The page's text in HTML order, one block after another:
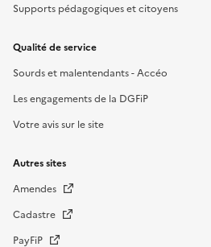
Supports pédagogiques et citoyens
Qualité de service
Sourds et malentendants - Accéo
Les engagements de la DGFiP
Votre avis sur le site
Autres sites
Amendes
Cadastre
PayFiP